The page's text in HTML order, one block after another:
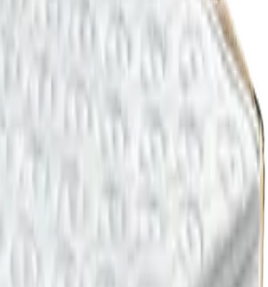
στη Θεσσαλονίκη, χωρίς μεσάζοντες.
Black Cool Max Hyper Soft Memory Gel